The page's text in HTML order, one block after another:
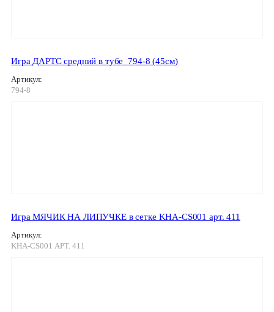
Игра ДАРТС средний в тубе_794-8 (45см)
Артикул:
794-8
Игра МЯЧИК НА ЛИПУЧКЕ в сетке KHA-CS001 арт. 411
Артикул:
KHA-CS001 АРТ. 411